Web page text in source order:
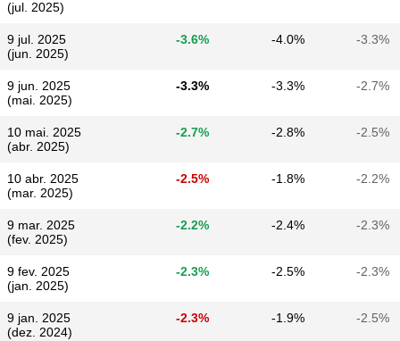
(jul. 2025)
9 jul. 2025
(jun. 2025)
-3.6% -4.0% -3.3%
9 jun. 2025
(mai. 2025)
-3.3% -3.3% -2.7%
10 mai. 2025
(abr. 2025)
-2.7% -2.8% -2.5%
10 abr. 2025
(mar. 2025)
-2.5% -1.8% -2.2%
9 mar. 2025
(fev. 2025)
-2.2% -2.4% -2.3%
9 fev. 2025
(jan. 2025)
-2.3% -2.5% -2.3%
9 jan. 2025
(dez. 2024)
-2.3% -1.9% -2.5%